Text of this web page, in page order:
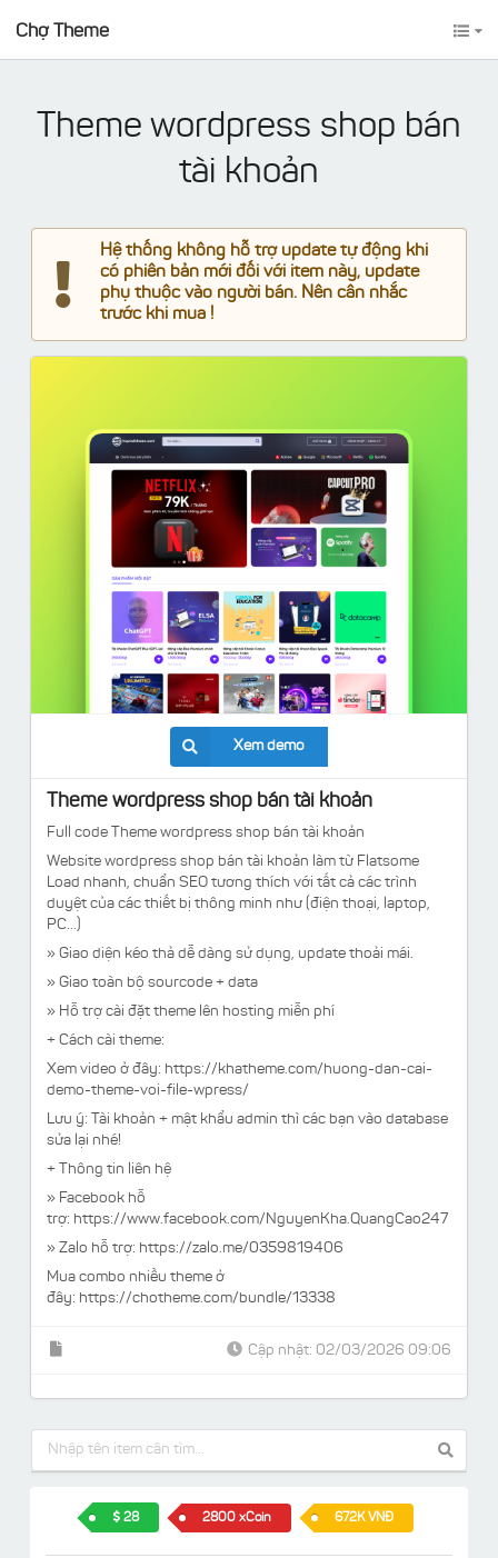
Chợ Theme
Theme wordpress shop bán
tài khoản
Hệ thống không hỗ trợ update tự động khi
có phiên bản mới đối với item này, update
phụ thuộc vào người bán. Nên cân nhắc
trước khi mua !
Xem demo
Theme wordpress shop bán tài khoản
Full code Theme wordpress shop bán tài khoản
Website wordpress shop bán tài khoản làm từ Flatsome
Load nhanh, chuẩn SEO tương thích với tất cả các trình
duyệt của các thiết bị thông minh như (điện thoại, laptop,
PC...)
» Giao diện kéo thả dễ dàng sử dụng, update thoải mái.
» Giao toàn bộ sourcode + data
» Hỗ trợ cài đặt theme lên hosting miễn phí
+ Cách cài theme:
Xem video ở đây: https://khatheme.com/huong-dan-cai-
demo-theme-voi-file-wpress/
Lưu ý: Tài khoản + mật khẩu admin thì các bạn vào database
sửa lại nhé!
+ Thông tin liên hệ
» Facebook hỗ
trợ: https://www.facebook.com/NguyenKha.QuangCao247
» Zalo hỗ trợ: https://zalo.me/0359819406
Mua combo nhiều theme ở
đây: https://chotheme.com/bundle/13338
Cập nhật: 02/03/2026 09:06
28 2800 xCoin 672K VNĐ